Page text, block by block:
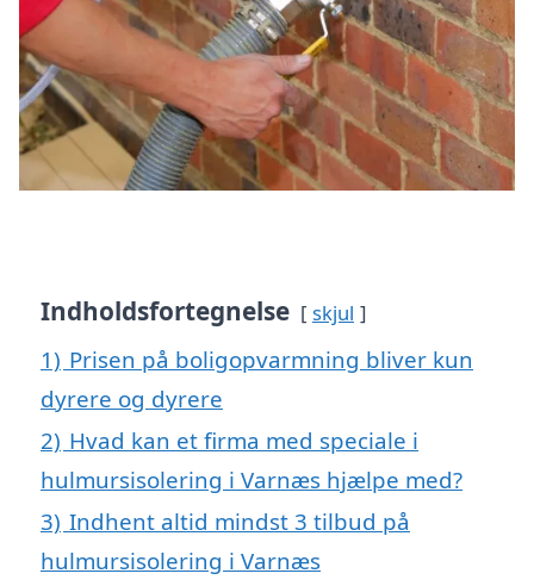
Indholdsfortegnelse skjul
1) Prisen på boligopvarmning bliver kun
dyrere og dyrere
2) Hvad kan et firma med speciale i
hulmursisolering i Varnæs hjælpe med?
3) Indhent altid mindst 3 tilbud på
hulmursisolering i Varnæs